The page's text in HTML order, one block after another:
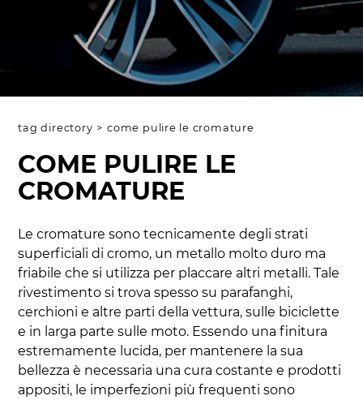
tag directory > come pulire le cromature
COME PULIRE LE
CROMATURE
Le cromature sono tecnicamente degli strati
superficiali di cromo, un metallo molto duro ma
friabile che si utilizza per placcare altri metalli. Tale
rivestimento si trova spesso su parafanghi,
cerchioni e altre parti della vettura, sulle biciclette
e in larga parte sulle moto. Essendo una finitura
estremamente lucida, per mantenere la sua
bellezza è necessaria una cura costante e prodotti
appositi, le imperfezioni più frequenti sono